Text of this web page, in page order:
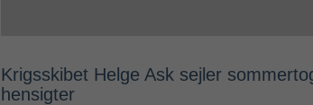
Krigsskibet Helge Ask sejler
hensigter